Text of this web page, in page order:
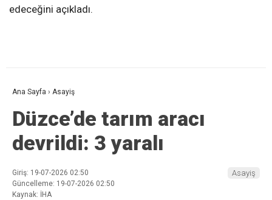
edeceğini açıkladı.
Ana Sayfa › Asayiş
Düzce’de tarım aracı
devrildi: 3 yaralı
Giriş: 19-07-2026 02:50
Güncelleme: 19-07-2026 02:50
Kaynak: İHA
Asayiş